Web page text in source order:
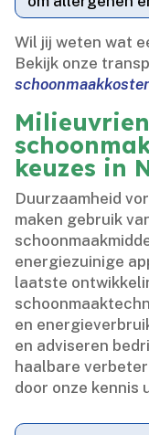
Wil jij weten wat
Bekijk onze
keuzes in
Duurzaamheid
maken gebruik
energiezuinige
laatste
en
en adviseren
haalbare
door onze kennis